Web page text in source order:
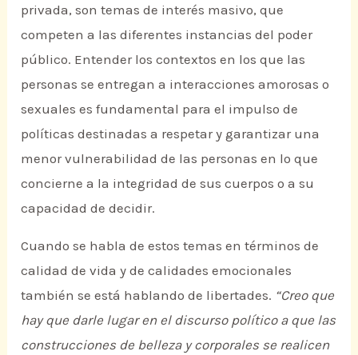
privada, son temas de interés masivo, que
competen a las diferentes instancias del poder
público. Entender los contextos en los que las
personas se entregan a interacciones amorosas o
sexuales es fundamental para el impulso de
políticas destinadas a respetar y garantizar una
menor vulnerabilidad de las personas en lo que
concierne a la integridad de sus cuerpos o a su
capacidad de decidir.
Cuando se habla de estos temas en términos de
calidad de vida y de calidades emocionales
también se está hablando de libertades. “Creo que
hay que darle lugar en el discurso político a que las
construcciones de belleza y corporales se realicen